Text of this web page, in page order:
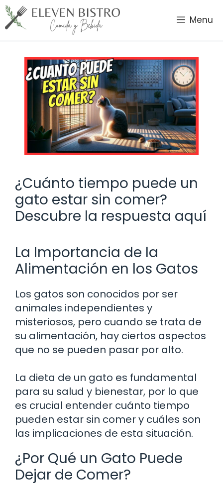
Saltar
al
contenido
Menu
¿Cuánto tiempo puede un
gato estar sin comer?
Descubre la respuesta aquí
La Importancia de la
Alimentación en los Gatos
Los gatos son conocidos por ser
animales independientes y
misteriosos, pero cuando se trata de
su alimentación, hay ciertos aspectos
que no se pueden pasar por alto.
La dieta de un gato es fundamental
para su salud y bienestar, por lo que
es crucial entender cuánto tiempo
pueden estar sin comer y cuáles son
las implicaciones de esta situación.
¿Por Qué un Gato Puede
Dejar de Comer?